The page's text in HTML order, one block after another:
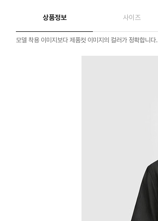
상품정보 사이즈
모델 착용 이미지보다 제품컷 이미지의 컬러가 정확합니다.